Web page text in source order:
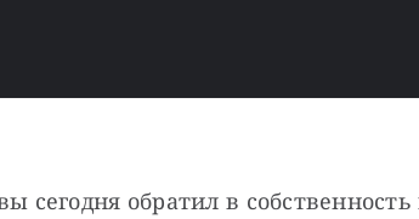
обратил в собственность